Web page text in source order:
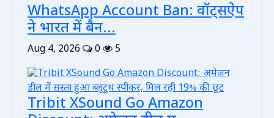
WhatsApp Account Ban: वॉट्सऐप
ने भारत में बैन...
Aug 4, 2026 0 5
Tribit XSound Go Amazon